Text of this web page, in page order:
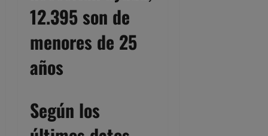
12.395 son de
menores de 25
años
Según los